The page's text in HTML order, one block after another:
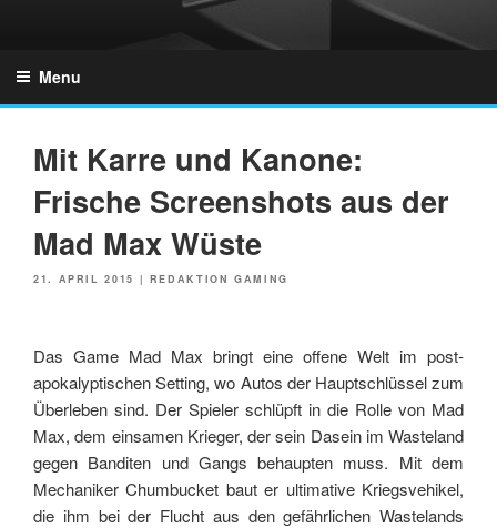
Menu
Mit Karre und Kanone:
Frische Screenshots aus der
Mad Max Wüste
POSTED
21. APRIL 2015 | REDAKTION GAMING
Das Game Mad Max bringt eine offene Welt im post-
apokalyptischen Setting, wo Autos der Hauptschlüssel zum
Überleben sind. Der Spieler schlüpft in die Rolle von Mad
Max, dem einsamen Krieger, der sein Dasein im Wasteland
gegen Banditen und Gangs behaupten muss. Mit dem
Mechaniker Chumbucket baut er ultimative Kriegsvehikel,
die ihm bei der Flucht aus den gefährlichen Wastelands